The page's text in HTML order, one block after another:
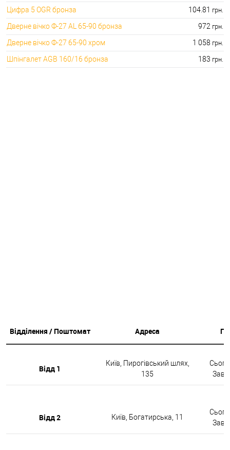
Цифра 5 OGR бронза 104.81 грн.
Дверне вічко Ф-27 AL 65-90 бронза 972 грн.
Дверне вічко Ф-27 65-90 хром 1 058 грн.
Шпінгалет AGB 160/16 бронза 183 грн.
Відділення / Поштомат Адреса
Відд 1
Київ, Пирогівський шлях,
135
Відд 2 Київ, Богатирська, 11